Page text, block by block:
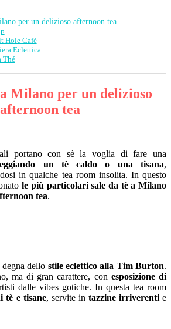
per un delizioso afternoon tea
Hole Cafè
Eclettica
Thé
Milano per un delizioso
afternoon tea
portano con sè la voglia di fare una
un tè caldo o una tisana,
in qualche tea room insolita. In questo
le più particolari sale da tè a Milano
tea.
degna dello stile eclettico alla Tim Burton.
ma di gran carattere, con esposizione di
dalle vibes gotiche. In questa tea room
tè e tisane, servite in tazzine irriverentie